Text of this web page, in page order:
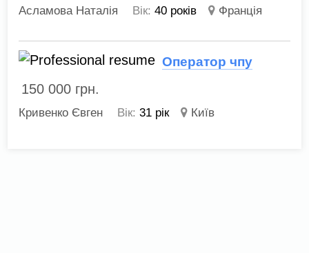
Асламова Наталія Вік: 40 років Франція
Оператор чпу
150 000 грн.
Кривенко Євген Вік: 31 рік Київ